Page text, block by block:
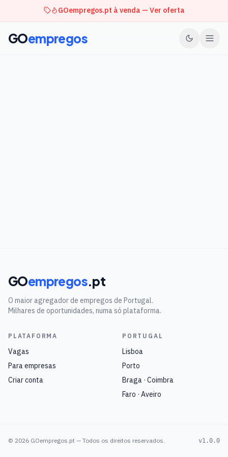
GOempregos.pt à venda — Ver oferta
GOempregos
GOempregos.pt
O maior agregador de empregos de Portugal.
Milhares de oportunidades, numa só plataforma.
PLATAFORMA
Vagas
Para empresas
Criar conta
PORTUGAL
Lisboa
Porto
Braga · Coimbra
Faro · Aveiro
© 2026 GOempregos.pt — Todos os direitos reservados. v1.0.0